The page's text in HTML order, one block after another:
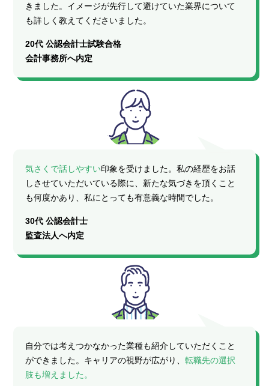
きました。イメージが先行して避けていた業界について
も詳しく教えてくださいました。
20代 公認会計士試験合格
会計事務所へ内定
気さくで話しやすい印象を受けました。私の経歴をお話
しさせていただいている際に、新たな気づきを頂くこと
も何度かあり、私にとっても有意義な時間でした。
30代 公認会計士
監査法人へ内定
自分では考えつかなかった業種も紹介していただくこと
ができました。キャリアの視野が広がり、転職先の選択
肢も増えました。